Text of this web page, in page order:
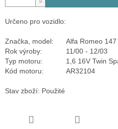
Určeno pro vozidlo:
Značka, model:
Alfa Romeo 147
Rok výroby:
11/00 - 12/03
Typ motoru:
1,6 16V Twin
Kód motoru:
AR32104
Stav zboží: Použité